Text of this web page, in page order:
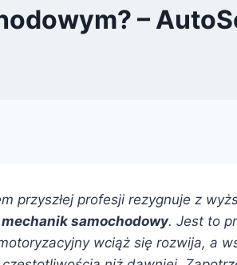
–
przyszłej profesji rezygnuje z
mechanik samochodowy. Jest to
wciąż się rozwija, a